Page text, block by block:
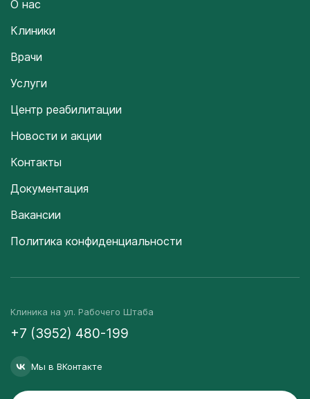
О нас
Клиники
Врачи
Услуги
Центр реабилитации
Новости и акции
Контакты
Документация
Вакансии
Политика конфиденциальности
Клиника на ул. Рабочего Штаба
+7 (3952) 480-199
Мы в ВКонтакте